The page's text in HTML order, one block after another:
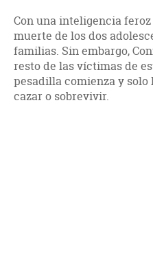
Con una inteligencia
muerte de los dos
familias. Sin embargo,
resto de las víctimas de
pesadilla comienza y solo
cazar o sobrevivir.